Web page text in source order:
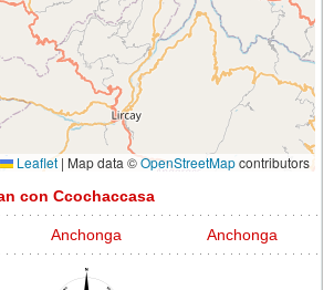
Leaflet | Map data ©OpenStreetMapcontributors
con Ccochaccasa
Anchonga Anchonga